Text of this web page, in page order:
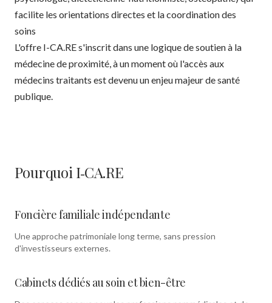
facilite les orientations directes et la coordination des
soins
L'offre I-CA.RE s'inscrit dans une logique de soutien à la
médecine de proximité, à un moment où l'accès aux
médecins traitants est devenu un enjeu majeur de santé
publique.
Pourquoi I‑CA.RE
Foncière familiale indépendante
Une approche patrimoniale long terme, sans pression
d'investisseurs externes.
Cabinets dédiés au soin et bien-être